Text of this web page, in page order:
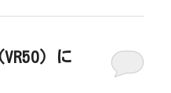
）に